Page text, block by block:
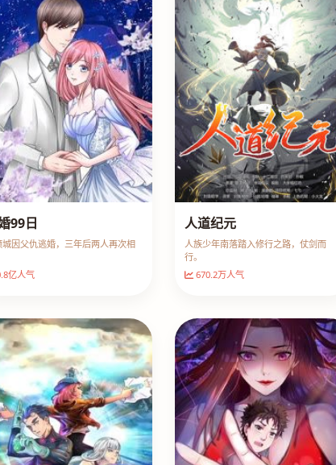
99日
城因父仇逃婚，三年后两人再次相
亿人气
人道纪元
人族少年南落踏入修行之路，仗剑而
行。
670.2万人气